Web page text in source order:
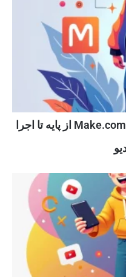
آموزش اتوماسیون هوشمند با Make.com از پایه تا اجرا